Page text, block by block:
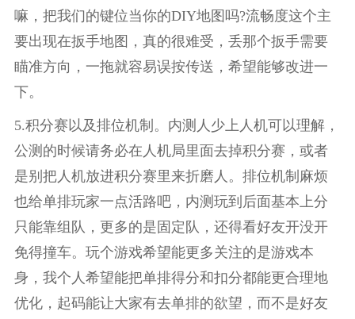
嘛，把我们的键位当你的DIY地图吗?流畅度这个主
要出现在扳手地图，真的很难受，丢那个扳手需要
瞄准方向，一拖就容易误按传送，希望能够改进一
下。
5.积分赛以及排位机制。内测人少上人机可以理解，
公测的时候请务必在人机局里面去掉积分赛，或者
是别把人机放进积分赛里来折磨人。排位机制麻烦
也给单排玩家一点活路吧，内测玩到后面基本上分
只能靠组队，更多的是固定队，还得看好友开没开
免得撞车。玩个游戏希望能更多关注的是游戏本
身，我个人希望能把单排得分和扣分都能更合理地
优化，起码能让大家有去单排的欲望，而不是好友